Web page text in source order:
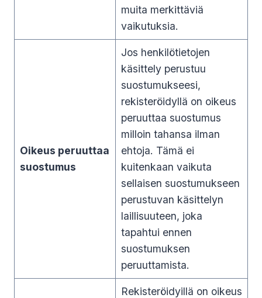
muita merkittäviä
vaikutuksia.
Oikeus peruuttaa
suostumus
Jos henkilötietojen
käsittely perustuu
suostumukseesi,
rekisteröidyllä on oikeus
peruuttaa suostumus
milloin tahansa ilman
ehtoja. Tämä ei
kuitenkaan vaikuta
sellaisen suostumukseen
perustuvan käsittelyn
laillisuuteen, joka
tapahtui ennen
suostumuksen
peruuttamista.
Rekisteröidyillä on oikeus